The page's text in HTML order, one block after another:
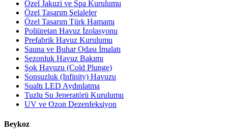
Özel Jakuzi ve Spa Kurulumu
Özel Tasarım Şelaleler
Özel Tasarım Türk Hamamı
Poliüretan Havuz İzolasyonu
Prefabrik Havuz Kurulumu
Sauna ve Buhar Odası İmalatı
Sezonluk Havuz Bakımı
Şok Havuzu (Cold Plunge)
Sonsuzluk (Infinity) Havuzu
Sualtı LED Aydınlatma
Tuzlu Su Jeneratörü Kurulumu
UV ve Ozon Dezenfeksiyon
Beykoz